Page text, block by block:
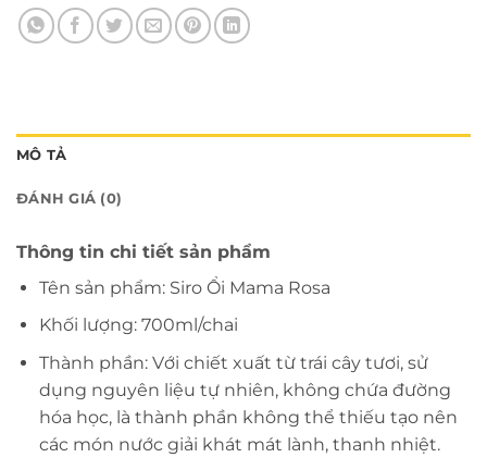
MÔ TẢ
ĐÁNH GIÁ (0)
Thông tin chi tiết sản phẩm
Tên sản phẩm: Siro Ổi Mama Rosa
Khối lượng: 700ml/chai
Thành phần: Với chiết xuất từ trái cây tươi, sử
dụng nguyên liệu tự nhiên, không chứa đường
hóa học, là thành phần không thể thiếu tạo nên
các món nước giải khát mát lành, thanh nhiệt.